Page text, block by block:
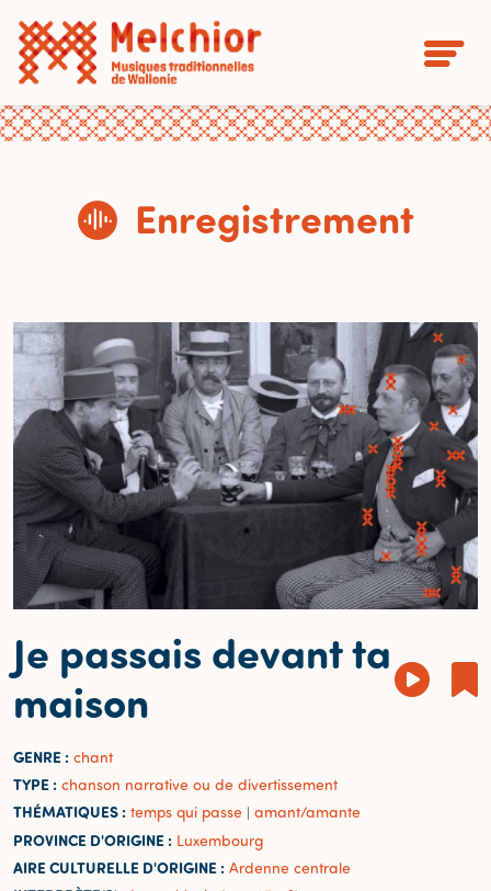
Enregistrement
Je passais devant ta
maison
GENRE : chant
TYPE : chanson narrative ou de divertissement
THÉMATIQUES : temps qui passe | amant/amante
PROVINCE D'ORIGINE : Luxembourg
AIRE CULTURELLE D'ORIGINE : Ardenne centrale